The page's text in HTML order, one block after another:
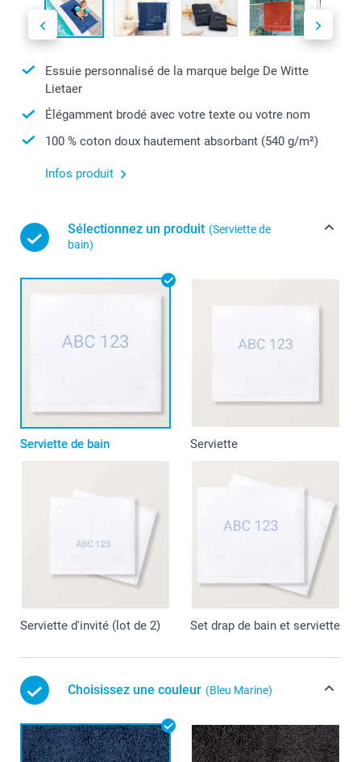
Essuie personnalisé de la marque belge De Witte
Lietaer
Élégamment brodé avec votre texte ou votre nom
100 % coton doux hautement absorbant (540 g/m²)
Infos produit
Sélectionnez un produit (Serviette de
bain)
Serviette de bain Serviette
Serviette d'invité (lot de 2) Set drap de bain et serviette
Choisissez une couleur (Bleu Marine)